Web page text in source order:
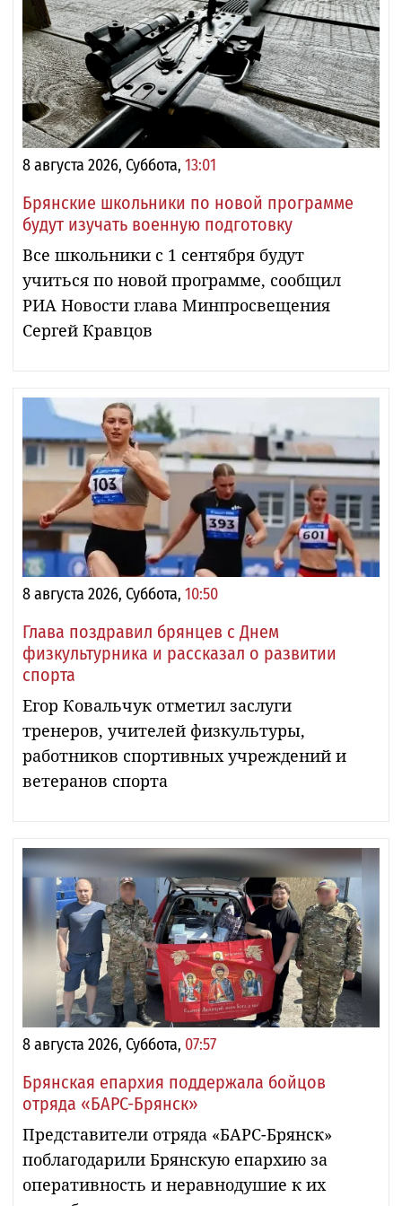
8 августа 2026, Суббота, 13:01
Брянские школьники по новой программе
будут изучать военную подготовку
Все школьники с 1 сентября будут
учиться по новой программе, сообщил
РИА Новости глава Минпросвещения
Сергей Кравцов
8 августа 2026, Суббота, 10:50
Глава поздравил брянцев с Днем
физкультурника и рассказал о развитии
спорта
Егор Ковальчук отметил заслуги
тренеров, учителей физкультуры,
работников спортивных учреждений и
ветеранов спорта
8 августа 2026, Суббота, 07:57
Брянская епархия поддержала бойцов
отряда «БАРС-Брянск»
Представители отряда «БАРС-Брянск»
поблагодарили Брянскую епархию за
оперативность и неравнодушие к их